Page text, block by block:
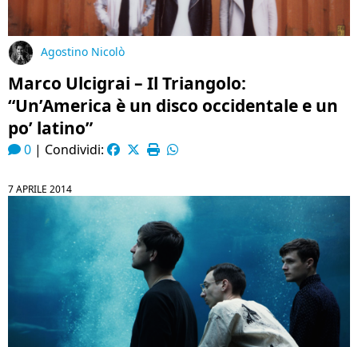
Agostino Nicolò
Marco Ulcigrai – Il Triangolo:
“Un’America è un disco occidentale e un
po’ latino”
0 | Condividi:
7 APRILE 2014